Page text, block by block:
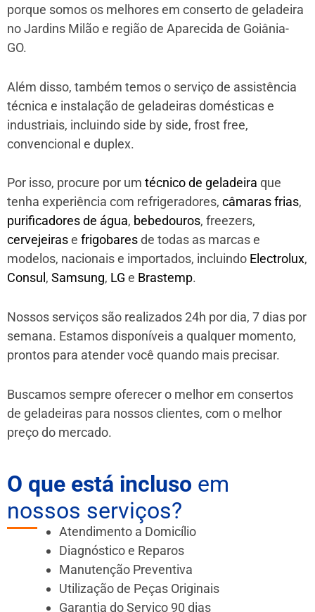
porque somos os melhores em conserto de geladeira
no Jardins Milão e região de Aparecida de Goiânia-
GO.
Além disso, também temos o serviço de assistência
técnica e instalação de geladeiras domésticas e
industriais, incluindo side by side, frost free,
convencional e duplex.
Por isso, procure por um técnico de geladeira que
tenha experiência com refrigeradores, câmaras frias,
purificadores de água, bebedouros, freezers,
cervejeirase frigobaresde todas as marcas e
modelos, nacionais e importados, incluindo Electrolux,
Consul , Samsung, LG e Brastemp.
Nossos serviços são realizados 24h por dia, 7 dias por
semana. Estamos disponíveis a qualquer momento,
prontos para atender você quando mais precisar.
Buscamos sempre oferecer o melhor em consertos
de geladeiras para nossos clientes, com o melhor
preço do mercado.
O que está incluso em
nossos serviços?
Atendimento a Domicílio
Diagnóstico e Reparos
Manutenção Preventiva
Utilização de Peças Originais
Garantia do Serviço 90 dias